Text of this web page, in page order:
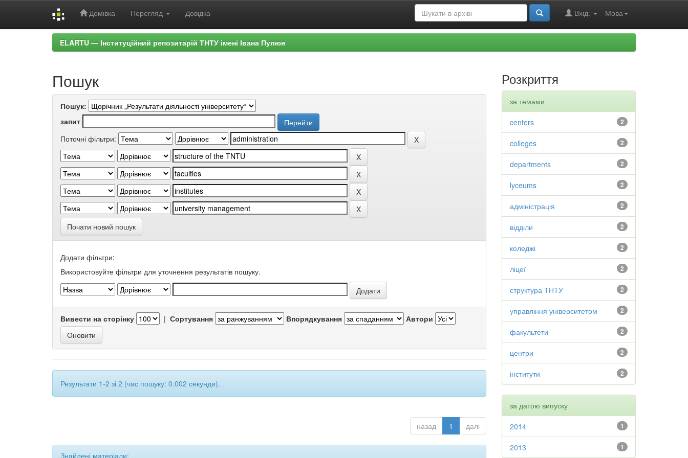
Домівка Перегляд Довідка Мова
Вхід:
ELARTU — Інституційний репозитарій ТНТУ імені Івана Пулюя
Пошук
Пошук:
запит
Поточні фільтри:
Почати новий пошук
Додати фільтри:
Використовуйте фільтри для уточнення результатів пошуку.
Вивести на сторінку | Сортування Впорядкування Автори
Результати 1-2 зі 2 (час пошуку: 0.002 секунди).
назад 1 далі
Знайдені матеріали:
Розкриття
за темами
2
centers
2
colleges
2
departments
2
lyceums
2
адміністрація
2
відділи
2
коледжі
2
ліцеї
2
структура ТНТУ
2
управління університетом
2
факультети
2
центри
2
інститути
за датою випуску
1
2014
1
2013